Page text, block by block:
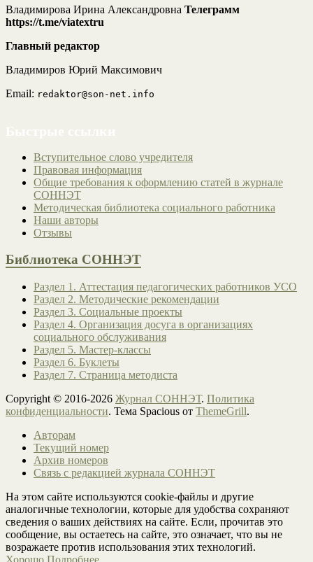
Владимирова Ирина Александровна Телеграмм
https://t.me/viatextru
Главный редактор
Владимиров Юрий Максимович
Email: redaktor@son-net.info
Вступительное слово учредителя
Правовая информация
Общие требования к оформлению статей в журнале
СОННЭТ
Методическая библиотека социального работника
Наши авторы
Отзывы
Библиотека СОННЭТ
Раздел 1. Аттестация педагогических работников УСО
Раздел 2. Методические рекомендации
Раздел 3. Социальные проекты
Раздел 4. Организация досуга в организациях
социального обслуживания
Раздел 5. Мастер-классы
Раздел 6. Буклеты
Раздел 7. Страница методиста
Copyright © 2016-2026 Журнал СОННЭТ. Политика
конфиденциальности. Тема Spacious от ThemeGrill.
Авторам
Текущий номер
Архив номеров
Связь с редакцией журнала СОННЭТ
На этом сайте используются cookie-файлы и другие
аналогичные технологии, которые для удобства сохраняют
сведения о ваших действиях на сайте. Если, прочитав это
сообщение, вы остаетесь на сайте, это означает, что вы не
возражаете против использования этих технологий.
Хорошо Подробнее